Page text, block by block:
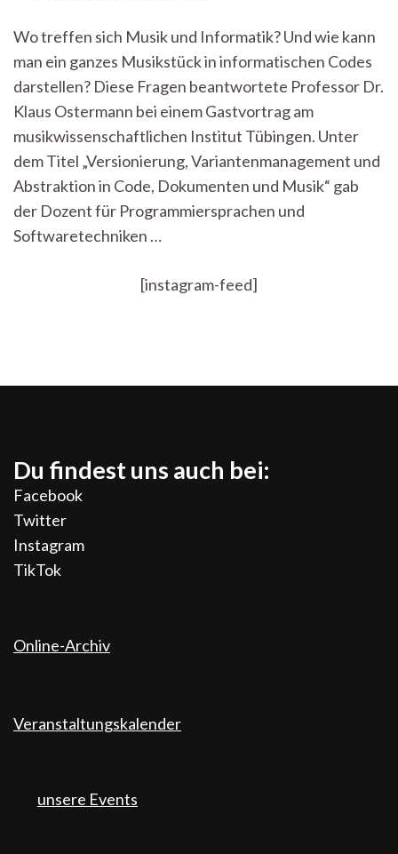
Komposition:
Informatik
klassischer
Musik
Wo treffen sich Musik und Informatik? Und wie kann
man ein ganzes Musikstück in informatischen Codes
darstellen? Diese Fragen beantwortete Professor Dr.
Klaus Ostermann bei einem Gastvortrag am
musikwissenschaftlichen Institut Tübingen. Unter
dem Titel „Versionierung, Variantenmanagement und
Abstraktion in Code, Dokumenten und Musik“ gab
der Dozent für Programmiersprachen und
Softwaretechniken …
[instagram-feed]
Du findest uns auch bei:
Facebook
Twitter
Instagram
TikTok
Online-Archiv
Veranstaltungskalender
unsere Events